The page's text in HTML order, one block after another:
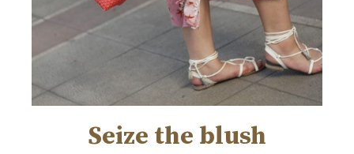
Seize the blush